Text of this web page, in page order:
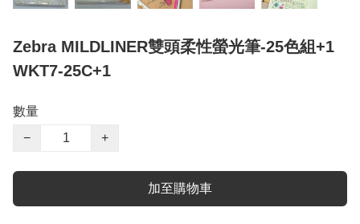
Zebra MILDLINER雙頭柔性螢光筆-25色組+1
WKT7-25C+1
數量
−
+
加至購物車